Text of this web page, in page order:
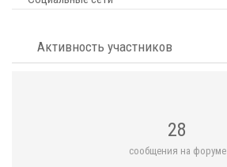
Активность участников
28
сообщения на форуме